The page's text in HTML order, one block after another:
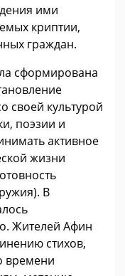
ими
криптии,
граждан.
сформирована
своей культурой
поэзии и
активное
жизни
В
Жителей Афин
стихов,
времени